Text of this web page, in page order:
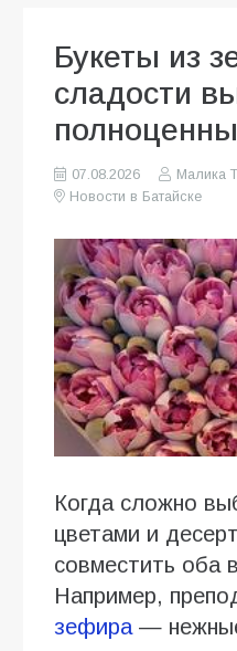
Букеты из
сладости
07.08.2026
Малика
Новости в Батайске
Когда сложно
цветами и
совместить оба
Например,
зефира—